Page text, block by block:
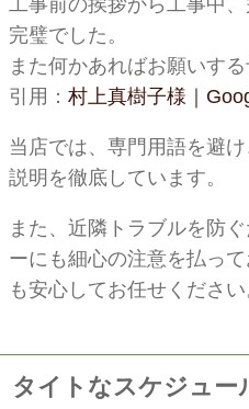
工事前の挨拶から工事中
完璧でした。
また何かあればお願いする
引用： 村上真樹子様｜
当店では、専門用語を避
説明を徹底しています。
また、近隣トラブルを防
ーにも細心の注意を払っ
も安心してお任せください
タイトなスケジュー